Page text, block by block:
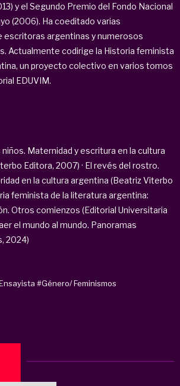
y el Segundo Premio del Fondo Nacional
(2006). Ha coeditado varias
escritoras argentinas y numerosos
Actualmente codirige la Historia feminista
un proyecto colectivo en varios tomos
EDUVIM.
Maternidad y escritura en la cultura
Editora, 2007) · El revés del rostro.
en la cultura argentina (Beatriz Viterbo
feminista de la literatura argentina:
Otros comienzos (Editorial Universitaria
el mundo al mundo. Panoramas
2024)
#Género/ Feminismos